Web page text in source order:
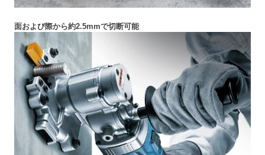
面および際から約2.5mmで切断可能